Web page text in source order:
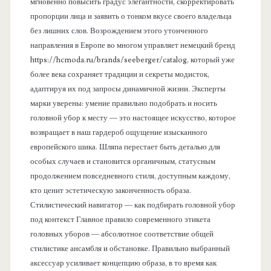
пропорции лица и заявить о тонком вкусе своего владельца
без лишних слов. Возрождением этого утонченного
направления в Европе во многом управляет немецкий бренд
https://hcmoda.ru/brands/seeberger/catalog, который уже
более века сохраняет традиции и секреты модисток,
адаптируя их под запросы динамичной жизни. Эксперты
марки уверены: умение правильно подобрать и носить
головной убор к месту — это настоящее искусство, которое
возвращает в наш гардероб ощущение изысканного
европейского шика. Шляпа перестает быть деталью для
особых случаев и становится органичным, статусным
продолжением повседневного стиля, доступным каждому,
кто ценит эстетическую законченность образа.
Стилистический навигатор — как подбирать головной убор
под контекст Главное правило современного этикета
головных уборов — абсолютное соответствие общей
стилистике ансамбля и обстановке. Правильно выбранный
аксессуар усиливает концепцию образа, в то время как